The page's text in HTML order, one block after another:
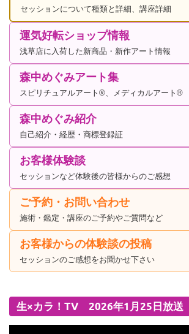
セッションについて種類と詳細、講座詳細
運気好転ショップ情報
浅草店に入荷した新商品・新作アート情報
森中めぐみアート集
スピリチュアルアート®、メディカルアート®
森中めぐみ紹介
自己紹介・経歴・商標登録証
お客様体験談
セッションなど体験後の皆様からのご感想
ご予約・お問い合わせ
施術・鑑定・講座のご予約やご質問など
お客様からの体験談の投稿
セッションのご感想をお聞かせ下さい
生×カラ！TV 2026年1月25日放送